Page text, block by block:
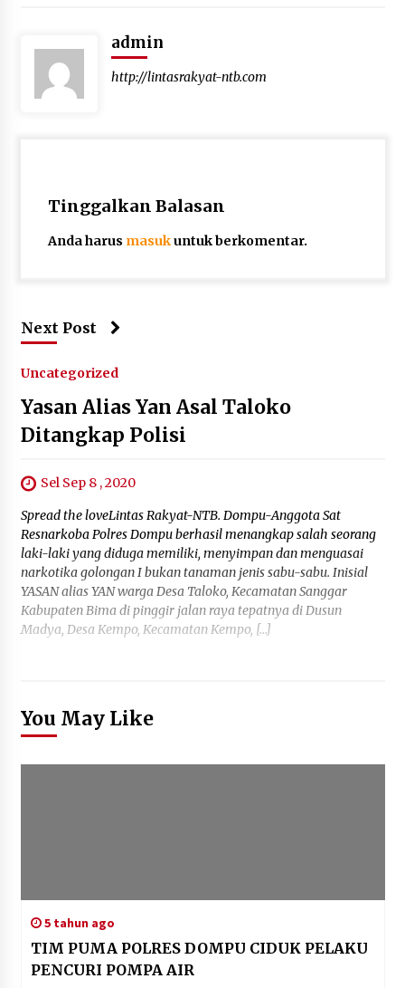
admin
http://lintasrakyat-ntb.com
Tinggalkan Balasan
Anda harus masukuntuk berkomentar.
Next Post
Uncategorized
Yasan Alias Yan Asal Taloko
Ditangkap Polisi
Sel Sep 8 , 2020
Spread the loveLintas Rakyat-NTB. Dompu-Anggota Sat
Resnarkoba Polres Dompu berhasil menangkap salah seorang
laki-laki yang diduga memiliki, menyimpan dan menguasai
narkotika golongan I bukan tanaman jenis sabu-sabu. Inisial
YASAN alias YAN warga Desa Taloko, Kecamatan Sanggar
Kabupaten Bima di pinggir jalan raya tepatnya di Dusun
Madya, Desa Kempo, Kecamatan Kempo, […]
You May Like
5 tahun ago
TIM PUMA POLRES DOMPU CIDUK PELAKU
PENCURI POMPA AIR